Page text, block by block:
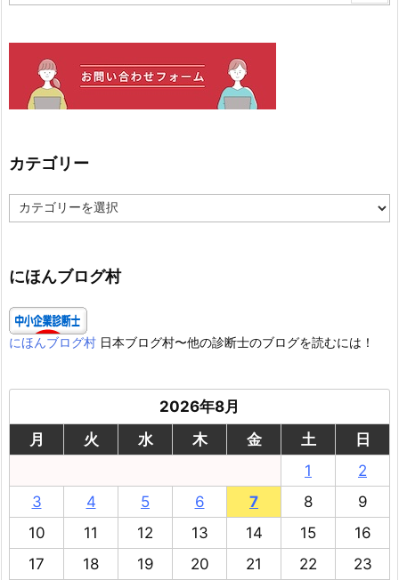
カテゴリー
テ
ー
にほんブログ村
にほんブログ村 日本ブログ村〜他の診断士のブログを読むには！
2026年8月
月
火 水 木 金 土
日
1
2
3
4 5 6 7 8
9
10
11 12 13 14 15
16
17
18 19 20 21 22
23